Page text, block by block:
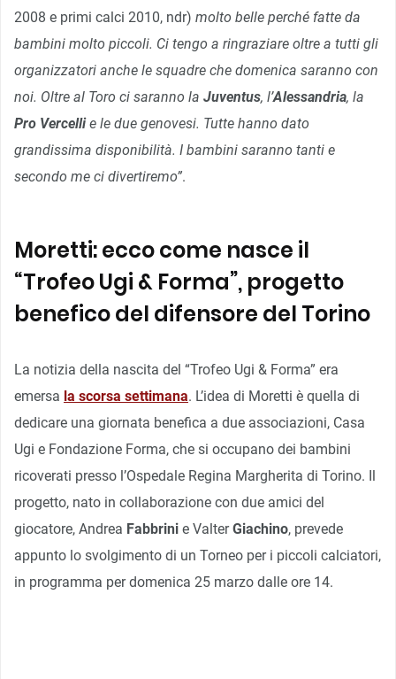
2008 e primi calci 2010, ndr) molto belle perché fatte da
bambini molto piccoli. Ci tengo a ringraziare oltre a tutti gli
organizzatori anche le squadre che domenica saranno con
noi. Oltre al Toro ci saranno la Juventus, l’Alessandria, la
Pro Vercellie le due genovesi. Tutte hanno dato
grandissima disponibilità. I bambini saranno tanti e
secondo me ci divertiremo”.
Moretti: ecco come nasce il
“Trofeo Ugi & Forma”, progetto
benefico del difensore del Torino
La notizia della nascita del “Trofeo Ugi & Forma” era
emersa la scorsa settimana. L’idea di Moretti è quella di
dedicare una giornata benefica a due associazioni, Casa
Ugi e Fondazione Forma, che si occupano dei bambini
ricoverati presso l’Ospedale Regina Margherita di Torino. Il
progetto, nato in collaborazione con due amici del
giocatore, Andrea Fabbrini e ValterGiachino, prevede
appunto lo svolgimento di un Torneo per i piccoli calciatori,
in programma per domenica 25 marzo dalle ore 14.